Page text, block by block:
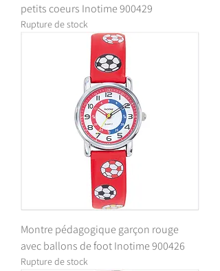
petits coeurs Inotime 900429
Rupture de stock
Montre pédagogique garçon rouge
avec ballons de foot Inotime 900426
Rupture de stock